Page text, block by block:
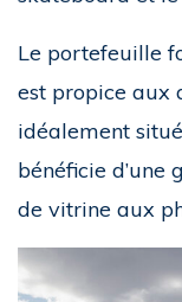
Le portefeuille
est propice aux
idéalement
bénéficie
de vitrine aux